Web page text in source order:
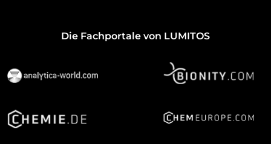
Die Fachportale von LUMITOS